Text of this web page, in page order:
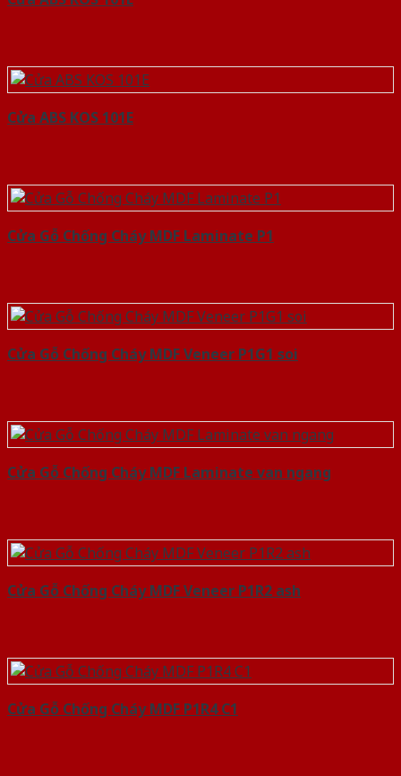
Cửa ABS KOS 101E
Cửa Gỗ Chống Cháy MDF Laminate P1
Cửa Gỗ Chống Cháy MDF Veneer P1G1 soi
Cửa Gỗ Chống Cháy MDF Laminate van ngang
Cửa Gỗ Chống Cháy MDF Veneer P1R2 ash
Cửa Gỗ Chống Cháy MDF P1R4 C1